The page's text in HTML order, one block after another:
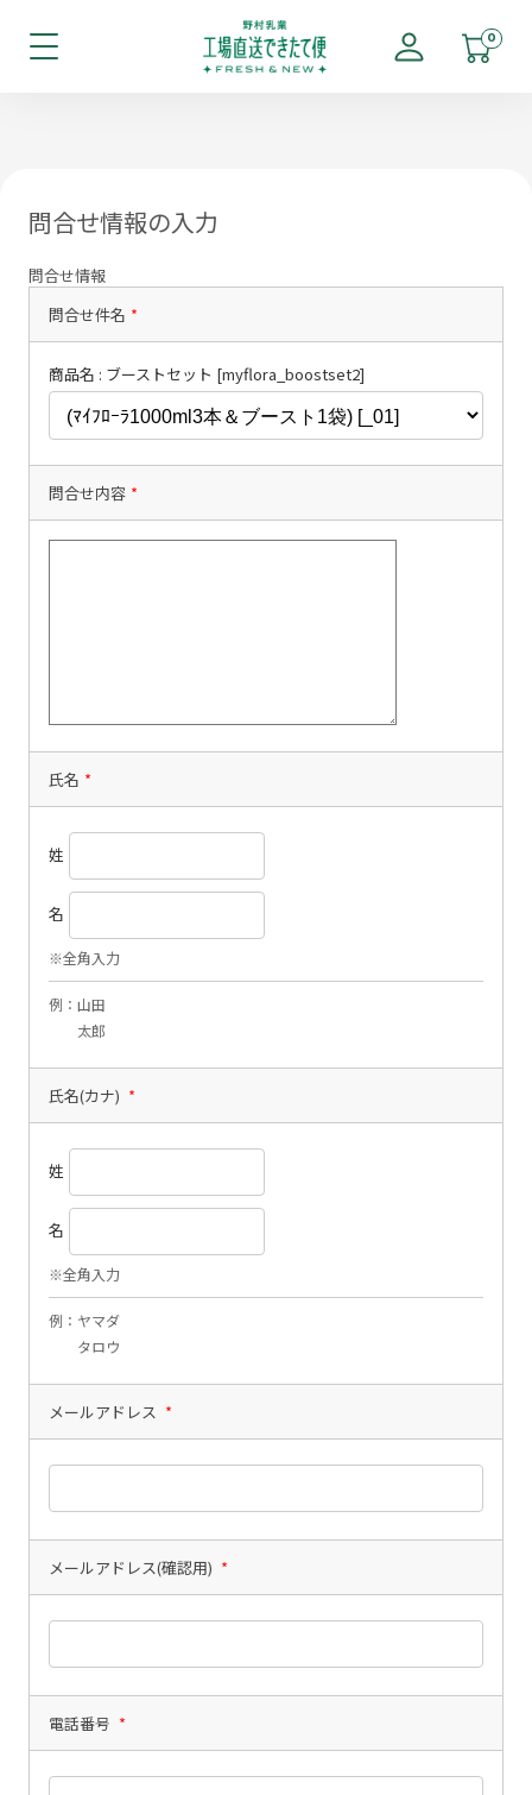
0
問合せ情報の入力
問合せ情報
問合せ件名 *
商品名 : ブーストセット [myflora_boostset2]
問合せ内容 *
氏名 *
姓
名
※全角入力
例：山田
太郎
氏名(カナ) *
姓
名
※全角入力
例：ヤマダ
タロウ
メールアドレス *
メールアドレス(確認用) *
電話番号 *